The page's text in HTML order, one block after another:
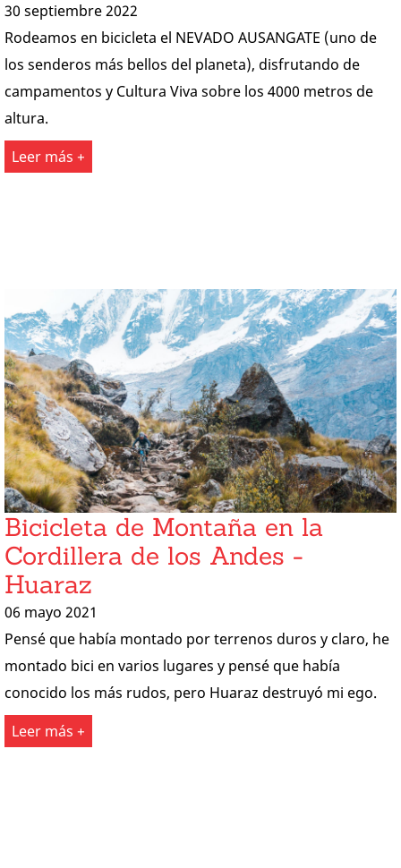
30 septiembre 2022
Rodeamos en bicicleta el NEVADO AUSANGATE (uno de
los senderos más bellos del planeta), disfrutando de
campamentos y Cultura Viva sobre los 4000 metros de
altura.
Leer más +
Bicicleta de Montaña en la
Cordillera de los Andes -
Huaraz
06 mayo 2021
Pensé que había montado por terrenos duros y claro, he
montado bici en varios lugares y pensé que había
conocido los más rudos, pero Huaraz destruyó mi ego.
Leer más +